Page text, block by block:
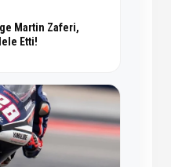
Martin Zaferi,
Etti!